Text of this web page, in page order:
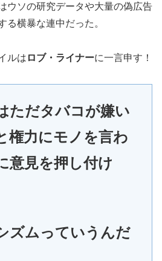
ウソの研究データや大量の偽広告
る横暴な連中だった。
ルは ロブ・ライナーに一言申す！
ただタバコが嫌い
権力にモノを言わ
意見を押し付け
ズムっていうんだ